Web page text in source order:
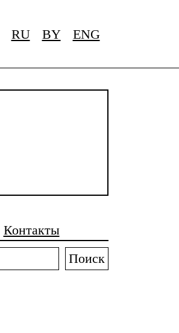
RU BY ENG
Контакты
Поиск